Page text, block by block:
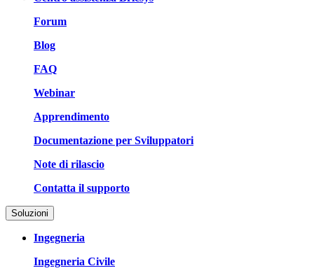
Forum
Blog
FAQ
Webinar
Apprendimento
Documentazione per Sviluppatori
Note di rilascio
Contatta il supporto
Soluzioni
Ingegneria
Ingegneria Civile